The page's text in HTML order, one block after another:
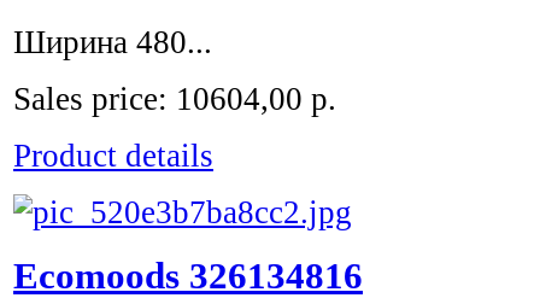
Ширина 480...
Sales price: 10604,00 р.
Product details
Ecomoods 326134816